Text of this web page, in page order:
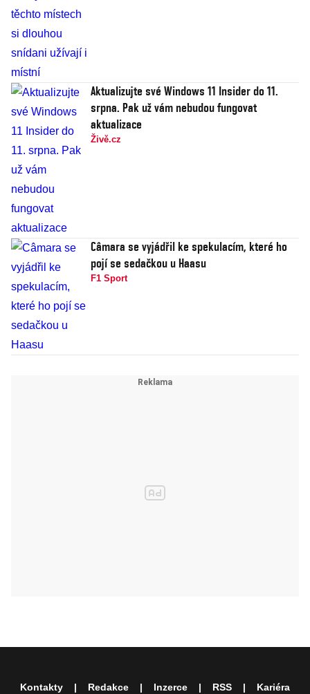
Aktualizujte své Windows 11 Insider do 11.
srpna. Pak už vám nebudou fungovat
aktualizace
Živě.cz
Câmara se vyjádřil ke spekulacím, které ho
pojí se sedačkou u Haasu
F1 Sport
Kontakty Redakce Inzerce RSS Kariéra